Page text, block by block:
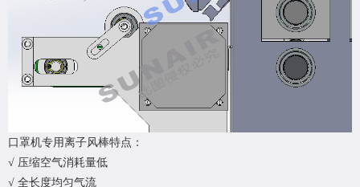
口罩机专用离子风棒特点：
√ 压缩空气消耗量低
√ 全长度均匀气流